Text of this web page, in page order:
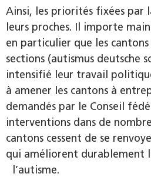
Ainsi, les priorités fixées par
leurs proches. Il importe
en particulier que les
sections (autismus deutsche
intensifié leur travail
à amener les cantons à
demandés par le Conseil
interventions dans de
cantons cessent de se
qui améliorent durablement
l’autisme.